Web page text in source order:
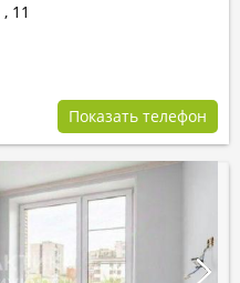
, 11
Показать телефон